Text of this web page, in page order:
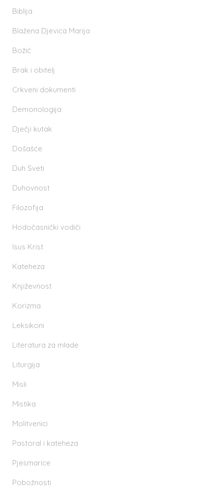
Biblija
Blažena Djevica Marija
Božić
Brak i obitelj
Crkveni dokumenti
Demonologija
Dječji kutak
Došašće
Duh Sveti
Duhovnost
Filozofija
Hodočasnički vodiči
Isus Krist
Kateheza
Književnost
Korizma
Leksikoni
Literatura za mlade
Liturgija
Misli
Mistika
Molitvenici
Pastoral i kateheza
Pjesmarice
Pobožnosti